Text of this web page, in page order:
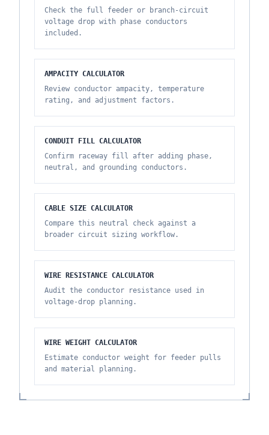
Check the full feeder or branch-circuit
voltage drop with phase conductors
included.
AMPACITY CALCULATOR
Review conductor ampacity, temperature
rating, and adjustment factors.
CONDUIT FILL CALCULATOR
Confirm raceway fill after adding phase,
neutral, and grounding conductors.
CABLE SIZE CALCULATOR
Compare this neutral check against a
broader circuit sizing workflow.
WIRE RESISTANCE CALCULATOR
Audit the conductor resistance used in
voltage-drop planning.
WIRE WEIGHT CALCULATOR
Estimate conductor weight for feeder pulls
and material planning.